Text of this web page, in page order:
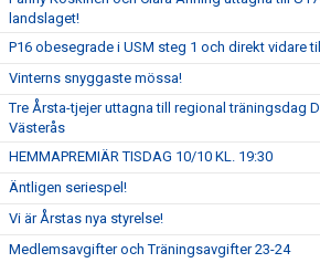
landslaget!
P16 obesegrade i USM steg 1 och direkt vidare
Vinterns snyggaste mössa!
Tre Årsta-tjejer uttagna till regional träningsdag
Västerås
HEMMAPREMIÄR TISDAG 10/10 KL. 19:30
Äntligen seriespel!
Vi är Årstas nya styrelse!
Medlemsavgifter och Träningsavgifter 23-24